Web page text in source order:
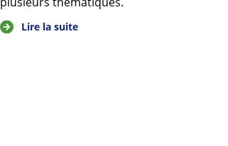
Lire la suite